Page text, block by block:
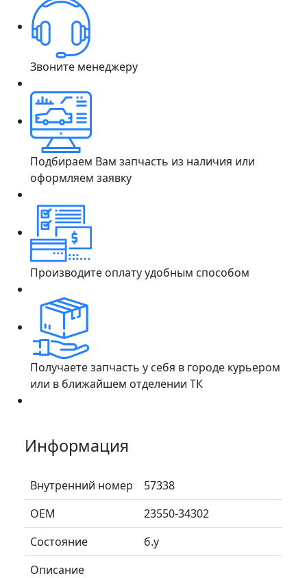
Звоните менеджеру
Подбираем Вам запчасть из наличия или
оформляем заявку
Производите оплату удобным способом
Получаете запчасть у себя в городе курьером
или в ближайшем отделении ТК
Информация
Внутренний номер
57338
ОЕМ
23550-34302
Состояние
б.у
Описание